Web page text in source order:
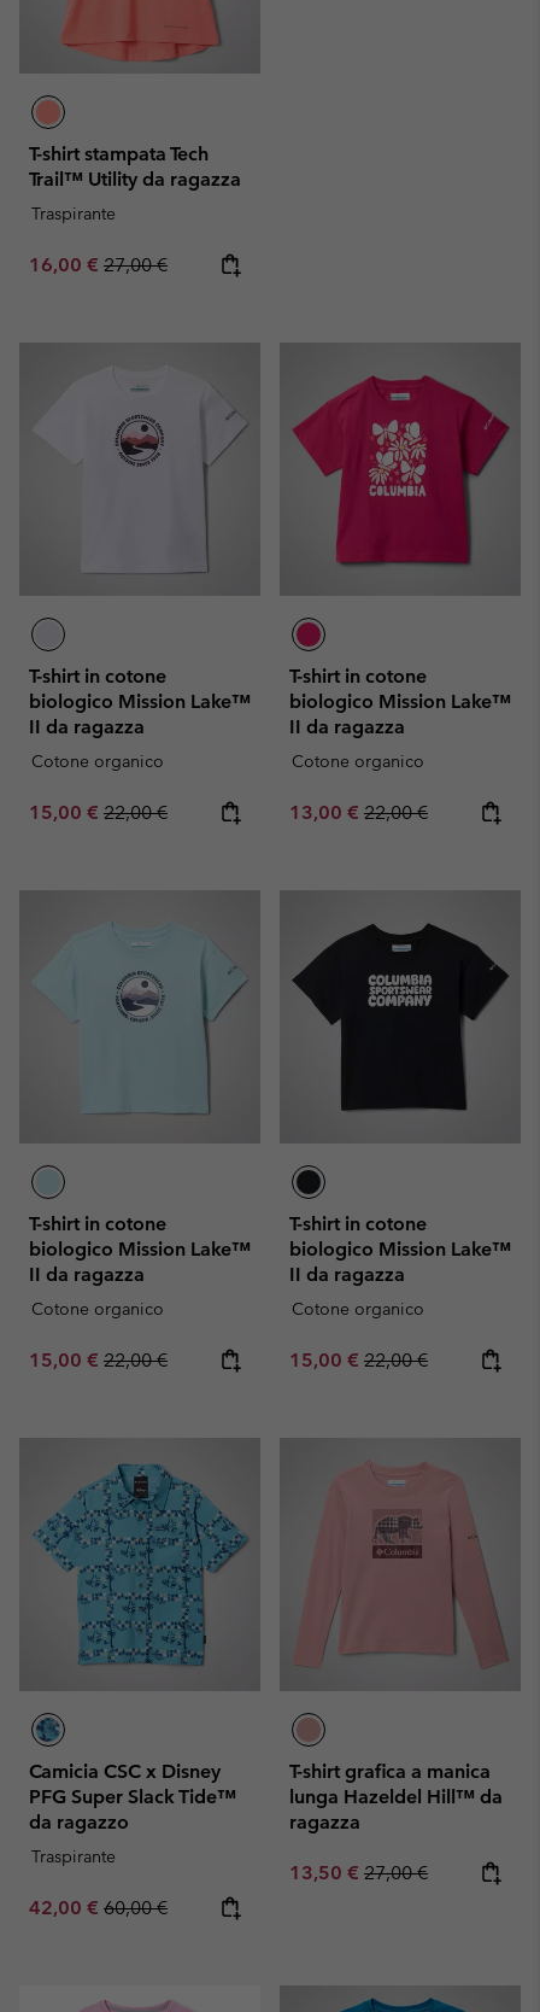
T-shirt stampata Tech
Trail™ Utility da ragazza
Traspirante
Sale price:
16,00 € Regular price:
27,00 €
T-shirt in cotone
biologico Mission Lake™
II da ragazza
Cotone organico
Sale price:
15,00 € Regular price:
22,00 €
T-shirt in cotone
biologico Mission Lake™
II da ragazza
Cotone organico
Sale price:
13,00 € Regular price:
22,00 €
T-shirt in cotone
biologico Mission Lake™
II da ragazza
Cotone organico
Sale price:
15,00 € Regular price:
22,00 €
T-shirt in cotone
biologico Mission Lake™
II da ragazza
Cotone organico
Sale price:
15,00 € Regular price:
22,00 €
Camicia CSC x Disney
PFG Super Slack Tide™
da ragazzo
Traspirante
Sale price:
42,00 € Regular price:
60,00 €
T-shirt grafica a manica
lunga Hazeldel Hill™ da
ragazza
Sale price:
13,50 € Regular price:
27,00 €